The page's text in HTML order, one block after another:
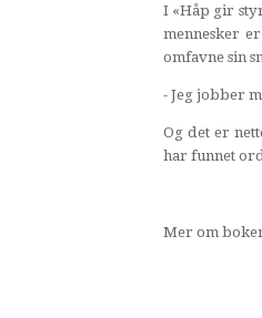
I «Håp gir
mennesker
omfavne sin
- Jeg jobber
Og det er
har funnet
Mer om